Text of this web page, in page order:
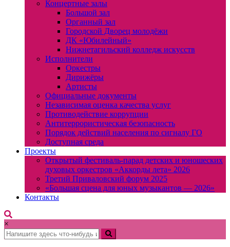
Концертные залы
Большой зал
Органный зал
Городской Дворец молодёжи
ДК «Юбилейный»
Нижнетагильский колледж искусств
Исполнители
Оркестры
Дирижёры
Артисты
Официальные документы
Независимая оценка качества услуг
Противодействие коррупции
Антитеррористическая безопасность
Порядок действий населения по сигналу ГО
Доступная среда
Проекты
Открытый фестиваль-парад детских и юношеских
духовых оркестров «Аккорды лета» 2026
Третий Приваловский форум 2025
«Большая сцена для юных музыкантов — 2026»
Контакты
×